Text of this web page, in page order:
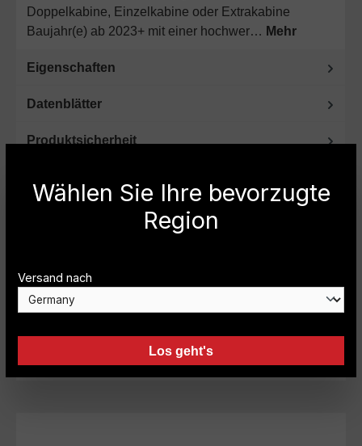
Doppelkabine, Einzelkabine oder Extrakabine
Baujahr(e) ab 2023+ mit einer hochwer… Mehr
Eigenschaften
Datenblätter
Produktsicherheit
Sie haben noch Fragen oder benötigen
393593oder per E-mail:info@carryboy.de
Wählen Sie Ihre bevorzugte
Region
Versand nach
Los geht's